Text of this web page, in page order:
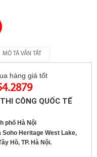
MÔ TẢ VẮN TẮT
hàng giá tốt
CÔNG QUỐC TẾ
phố Hà Nội
Soho Heritage West Lake,
Hồ, TP. Hà Nội.